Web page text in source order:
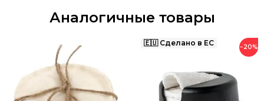
Аналогичные товары
−20%